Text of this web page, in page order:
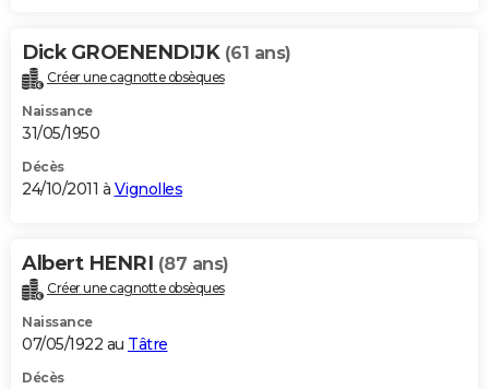
Dick GROENENDIJK (61 ans)
Créer une cagnotte obsèques
Naissance
31/05/1950
Décès
24/10/2011 à Vignolles
Albert HENRI (87 ans)
Créer une cagnotte obsèques
Naissance
07/05/1922 au Tâtre
Décès